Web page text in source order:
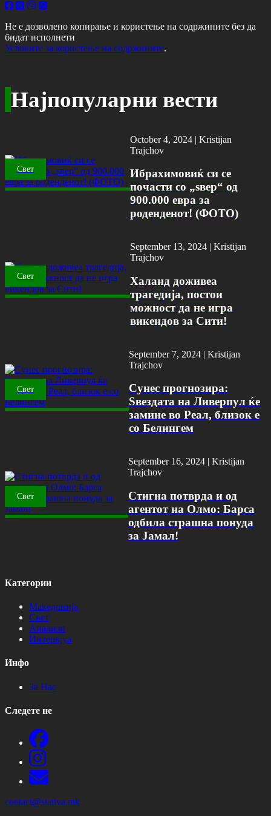
Не е дозволено копирање и користење на содржините без да
бидат исполнети
Условите за користење на содржините.
Најпопуларни вести
Свет
October 4, 2024 |Kristijan
Trajchov
Ибрахимовиќ си се
почасти со „ѕвер“ од
900.000 евра за
роденденот! (ФОТО)
Свет
September 13, 2024 | Kristijan
Trajchov
Халанд доживеа
трагедија, постои
можност да не игра
викендов за Сити!
Свет
September 7, 2024 | Kristijan
Trajchov
Сунес прогнозира:
Ѕвездата на Ливерпул ќе
замине во Реал, близок е
со Белингем
Свет
September 16, 2024 | Kristijan
Trajchov
Стигна потврда и од
агентот на Олмо: Барса
одбила страшна понуда
за Јамал!
Категории
Македонија
Свет
Анализи
Интервјуа
Инфо
За Нас
Следете не
contact@stativa.mk